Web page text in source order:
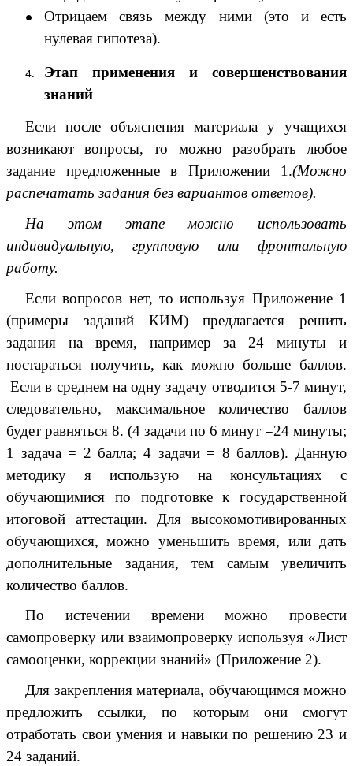
Отрицаем связь между ними (это и есть
нулевая гипотеза).
Этап применения и совершенствования
знаний
Если после объяснения материала у учащихся
возникают вопросы, то можно разобрать любое
задание предложенные в Приложении 1.(Можно
распечатать задания без вариантов ответов).
На этом этапе можно использовать
индивидуальную, групповую или фронтальную
работу.
Если вопросов нет, то используя Приложение 1
(примеры заданий КИМ) предлагается решить
задания на время, например за 24 минуты и
постараться получить, как можно больше баллов.
Если в среднем на одну задачу отводится 5-7 минут,
следовательно, максимальное количество баллов
будет равняться 8. (4 задачи по 6 минут =24 минуты;
1 задача = 2 балла; 4 задачи = 8 баллов). Данную
методику я использую на консультациях с
обучающимися по подготовке к государственной
итоговой аттестации. Для высокомотивированных
обучающихся, можно уменьшить время, или дать
дополнительные задания, тем самым увеличить
количество баллов.
По истечении времени можно провести
самопроверку или взаимопроверку используя «Лист
самооценки, коррекции знаний» (Приложение 2).
Для закрепления материала, обучающимся можно
предложить ссылки, по которым они смогут
отработать свои умения и навыки по решению 23 и
24 заданий.